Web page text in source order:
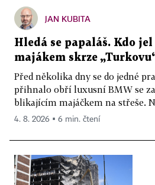
JAN KUBITA
Hledá se papaláš. Kdo
majákem skrze
Před několika dny se do jedné
přihnalo obří luxusní BMW se
blikajícím majáčkem na střeše.
4. 8. 2026 ▪ 6 min. čtení